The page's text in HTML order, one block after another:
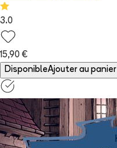
3.0
15,90 €
DisponibleAjouter au panier